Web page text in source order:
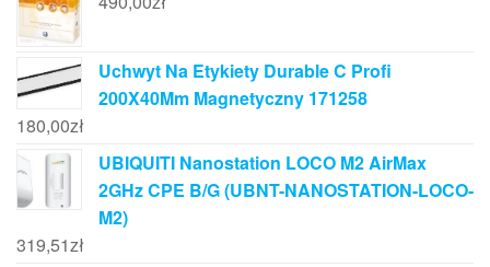
Uchwyt Na Etykiety Durable C Profi
200X40Mm Magnetyczny 171258
180,00zł
UBIQUITI Nanostation LOCO M2 AirMax
2GHz CPE B/G (UBNT-NANOSTATION-LOCO-
M2)
319,51zł